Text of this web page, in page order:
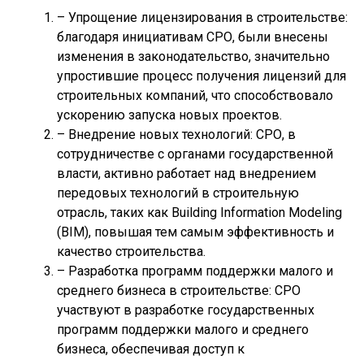
– Упрощение лицензирования в строительстве:
благодаря инициативам СРО, были внесены
изменения в законодательство, значительно
упростившие процесс получения лицензий для
строительных компаний, что способствовало
ускорению запуска новых проектов.
– Внедрение новых технологий: СРО, в
сотрудничестве с органами государственной
власти, активно работает над внедрением
передовых технологий в строительную
отрасль, таких как Building Information Modeling
(BIM), повышая тем самым эффективность и
качество строительства.
– Разработка программ поддержки малого и
среднего бизнеса в строительстве: СРО
участвуют в разработке государственных
программ поддержки малого и среднего
бизнеса, обеспечивая доступ к